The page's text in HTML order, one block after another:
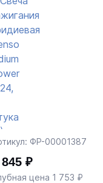
ФР-00001387
₽
цена 1 753 ₽